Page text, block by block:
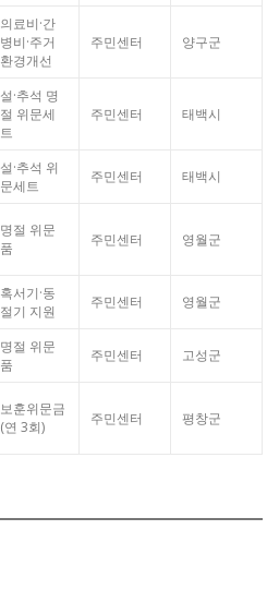
의료비·간
병비·주거
환경개선
주민센터 양구군
설·추석 명
절 위문세
트
주민센터 태백시
설·추석 위
문세트
주민센터 태백시
명절 위문
품
주민센터 영월군
혹서기·동
절기 지원
주민센터 영월군
명절 위문
품
주민센터 고성군
보훈위문금
(연 3회)
주민센터 평창군